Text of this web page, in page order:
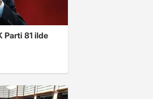
Parti 81 ilde